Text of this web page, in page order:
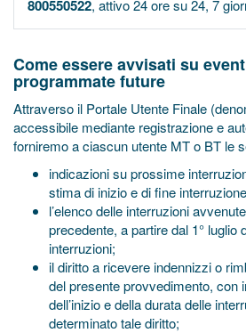
800550522, attivo 24 ore su 24, 7
Come essere avvisati su
programmate future
Attraverso il Portale Utente Finale
accessibile mediante registrazione e
forniremo a ciascun utente MT o BT le
indicazioni su prossime
stima di inizio e di fine
l’elenco delle interruzioni
precedente, a partire dal 1° luglio
interruzioni;
il diritto a ricevere indennizzi o
del presente provvedimento, con
dell’inizio e della durata delle
determinato tale diritto;